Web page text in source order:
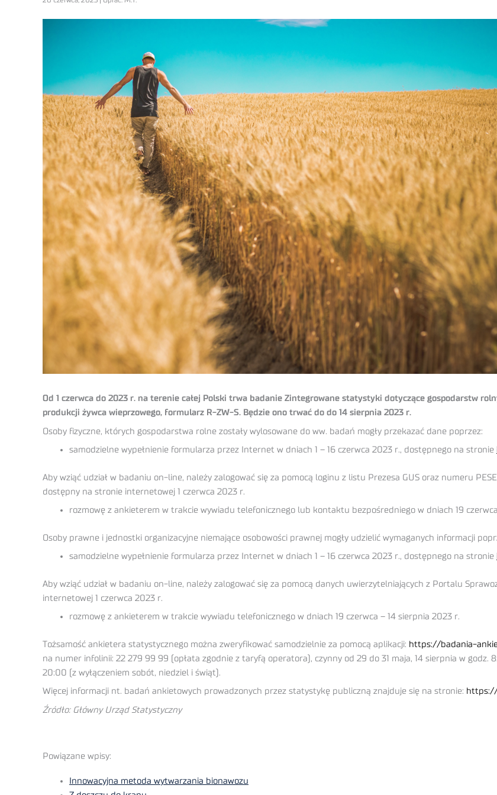
Od 1 czerwca do 2023 r. na terenie całej Polski trwa badanie Zintegrowane statystyki dotyczące gospodarstw
produkcji żywca wieprzowego, formularz R-ZW-S. Będzie ono trwać do do 14 sierpnia 2023 r.
Osoby fizyczne, których gospodarstwa rolne zostały wylosowane do ww. badań mogły przekazać dane poprzez:
samodzielne wypełnienie formularza przez Internet w dniach 1 – 16 czerwca 2023 r., dostępnego na stronie
Aby wziąć udział w badaniu on-line, należy zalogować się za pomocą loginu z listu Prezesa GUS oraz numeru
dostępny na stronie internetowej 1 czerwca 2023 r.
rozmowę z ankieterem w trakcie wywiadu telefonicznego lub kontaktu bezpośredniego w dniach 19
Osoby prawne i jednostki organizacyjne niemające osobowości prawnej mogły udzielić wymaganych informacji
samodzielne wypełnienie formularza przez Internet w dniach 1 – 16 czerwca 2023 r., dostępnego na stronie
Aby wziąć udział w badaniu on-line, należy zalogować się za pomocą danych uwierzytelniających z Portalu
internetowej 1 czerwca 2023 r.
rozmowę z ankieterem w trakcie wywiadu telefonicznego w dniach 19 czerwca – 14 sierpnia 2023 r.
Tożsamość ankietera statystycznego można zweryfikować samodzielnie za pomocą aplikacji: https://badania-
na numer infolinii: 22 279 99 99 (opłata zgodnie z taryfą operatora), czynny od 29 do 31 maja, 14 sierpnia w godz.
20:00 (z wyłączeniem sobót, niedziel i świąt).
Więcej informacji nt. badań ankietowych prowadzonych przez statystykę publiczną znajduje się na stronie:
Źródło: Główny Urząd Statystyczny
Powiązane wpisy:
Innowacyjna metoda wytwarzania bionawozu